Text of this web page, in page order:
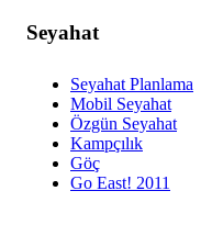
Seyahat
Seyahat Planlama
Mobil Seyahat
Özgün Seyahat
Kampçılık
Göç
Go East! 2011